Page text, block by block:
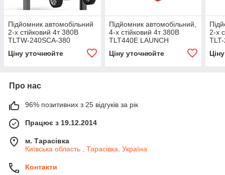
Підйомник автомобільний
2-х стійковий 4т 380В
TLTW-240SCA-380
Ціну уточнюйте
Підйомник автомобільний,
4-х стійковий 4т 380В
TLT440E LAUNCH
Ціну уточнюйте
2-х
Про нас
96% позитивних з 25 відгуків за рік
Працює з 19.12.2014
м. Тарасівка
Київська область , Тарасівка, Україна
Контакти